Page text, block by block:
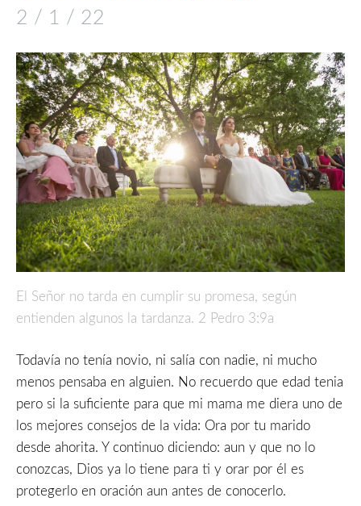
2 / 1 / 22
El Señor no tarda en cumplir su promesa, según
entienden algunos la tardanza. 2 Pedro 3:9a
Todavía no tenía novio, ni salía con nadie, ni mucho
menos pensaba en alguien. No recuerdo que edad tenia
pero si la suficiente para que mi mama me diera uno de
los mejores consejos de la vida: Ora por tu marido
desde ahorita. Y continuo diciendo: aun y que no lo
conozcas, Dios ya lo tiene para ti y orar por él es
protegerlo en oración aun antes de conocerlo.